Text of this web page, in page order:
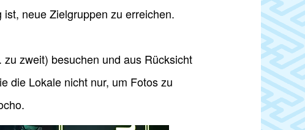
neue Zielgruppen zu erreichen.
zweit) besuchen und aus Rücksicht
die Lokale nicht nur, um Fotos zu